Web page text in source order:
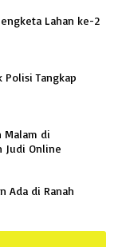
Lahan ke-2
Polisi Tangkap
Malam di
Judi Online
Ada di Ranah